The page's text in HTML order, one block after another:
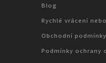
Blog
Rychlé vrácení
Obchodní podmínky
Podmínky ochrany